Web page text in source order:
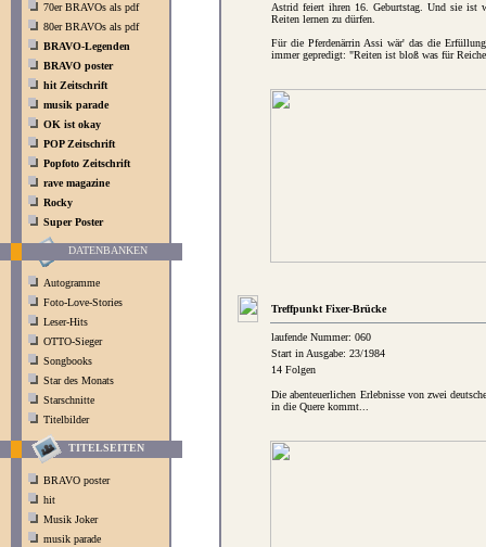
70er BRAVOs als pdf
80er BRAVOs als pdf
BRAVO-Legenden
BRAVO poster
hit Zeitschrift
musik parade
OK ist okay
POP Zeitschrift
Popfoto Zeitschrift
rave magazine
Rocky
Super Poster
DATENBANKEN
Autogramme
Foto-Love-Stories
Leser-Hits
OTTO-Sieger
Songbooks
Star des Monats
Starschnitte
Titelbilder
TITELSEITEN
BRAVO poster
hit
Musik Joker
musik parade
Astrid feiert ihren 16. Geburtstag. Und sie ist
Reiten lernen zu dürfen.
Für die Pferdenärrin Assi wär' das die
immer gepredigt: "Reiten ist bloß was für
Treffpunkt Fixer-Brücke
laufende Nummer: 060
Start in Ausgabe: 23/1984
14 Folgen
Die abenteuerlichen Erlebnisse von zwei
in die Quere kommt...